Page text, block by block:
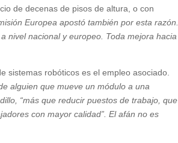
de decenas de pisos de altura, o con
Europea apostó también por esta razón.
nivel nacional y europeo. Toda mejora hacia
sistemas robóticos es el empleo asociado.
alguien que mueve un módulo a una
“más que reducir puestos de trabajo, que
con mayor calidad”. El afán no es